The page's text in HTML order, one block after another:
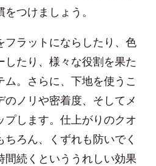
つけましょう。
フラットにならしたり、色
したり、様々な役割を果た
ム。さらに、下地を使うこ
のノリや密着度、そしてメ
プします。仕上がりのクオ
ちろん、くずれも防いでく
間続くといううれしい効果